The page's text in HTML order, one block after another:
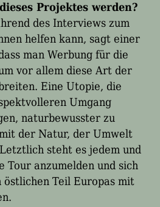
Projektes werden?
des Interviews zum
helfen kann, sagt einer
man Werbung für die
vor allem diese Art der
Eine Utopie, die
Umgang
naturbewusster zu
der Natur, der Umwelt
steht es jedem und
anzumelden und sich
östlichen Teil Europas mit